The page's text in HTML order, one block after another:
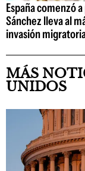
España comenzó
Sánchez lleva al
invasión
MÁS
UNIDOS